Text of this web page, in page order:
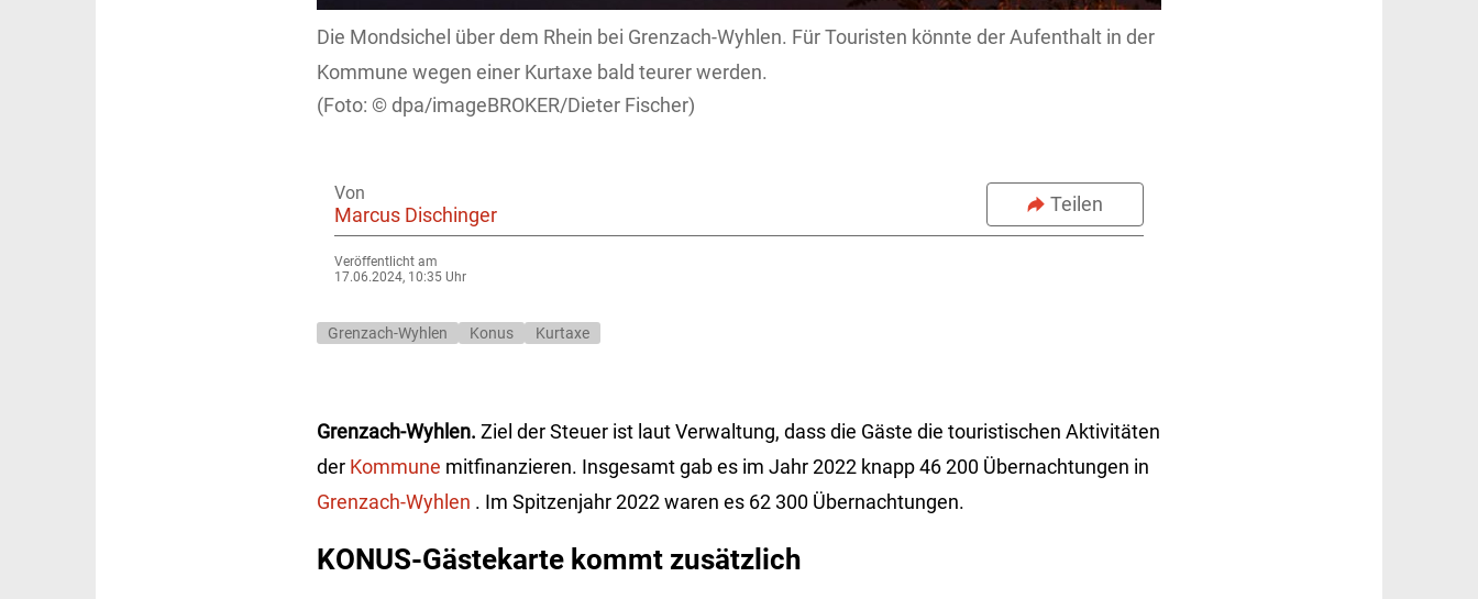
Die Mondsichel über dem Rhein bei Grenzach-Wyhlen. Für Touristen könnte der Aufenthalt in der
Kommune wegen einer Kurtaxe bald teurer werden.
dpa/imageBROKER/Dieter Fischer)
Von
Marcus Dischinger Teilen
Veröffentlicht am
17.06.2024, 10:35 Uhr
Grenzach-Wyhlen Konus Kurtaxe
Grenzach-Wyhlen. Ziel der Steuer ist laut Verwaltung, dass die Gäste die touristischen Aktivitäten
der Kommune mitfinanzieren. Insgesamt gab es im Jahr 2022 knapp 46 200 Übernachtungen in
Grenzach-Wyhlen . Im Spitzenjahr 2022 waren es 62 300 Übernachtungen.
KONUS-Gästekarte kommt zusätzlich